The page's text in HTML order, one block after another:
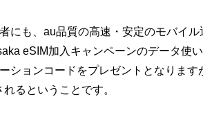
にも、au品質の高速・安定のモバイ
eSIM加入キャンペーンのデータ使
ションコードをプレゼントとなります
るということです。